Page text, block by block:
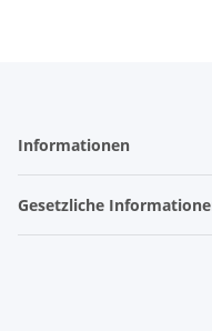
Informationen
Gesetzliche